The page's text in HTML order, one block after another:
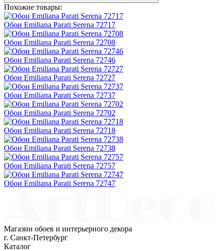
Похожие товары:
Обои Emiliana Parati Serena 72717
Обои Emiliana Parati Serena 72708
Обои Emiliana Parati Serena 72746
Обои Emiliana Parati Serena 72727
Обои Emiliana Parati Serena 72737
Обои Emiliana Parati Serena 72702
Обои Emiliana Parati Serena 72718
Обои Emiliana Parati Serena 72738
Обои Emiliana Parati Serena 72757
Обои Emiliana Parati Serena 72747
Магазин обоев и интерьерного декора
г. Санкт-Петербург
Каталог